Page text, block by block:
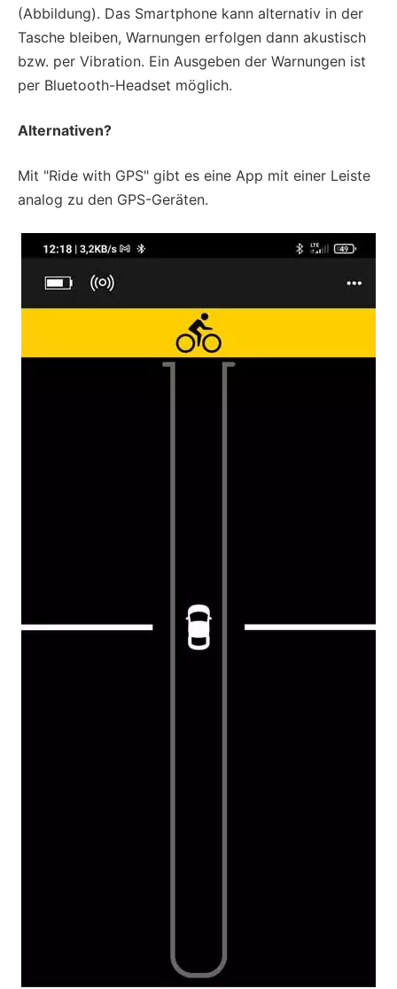
(Abbildung). Das Smartphone kann alternativ in der
Tasche bleiben, Warnungen erfolgen dann akustisch
bzw. per Vibration. Ein Ausgeben der Warnungen ist
per Bluetooth-Headset möglich.
Alternativen?
Mit "Ride with GPS" gibt es eine App mit einer Leiste
analog zu den GPS-Geräten.